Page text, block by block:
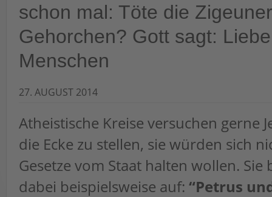
schon mal: Töte die
Gehorchen? Gott sagt:
Menschen
27. AUGUST 2014
Atheistische Kreise versuchen gerne
die Ecke zu stellen, sie würden sich
Gesetze vom Staat halten wollen. Sie
dabei beispielsweise auf: “Petrus